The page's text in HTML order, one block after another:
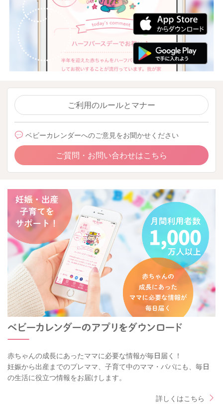
ご利用のルールとマナー
ベビーカレンダーへのご意見をお聞かせください
ご質問・お問い合わせはこちら
赤ちゃんの成長にあったママに必要な情報が毎日届く！
妊娠から出産までのプレママ、子育て中のママ・パパにも、毎日
の生活に役立つ情報をお届けします。
詳しくはこちら